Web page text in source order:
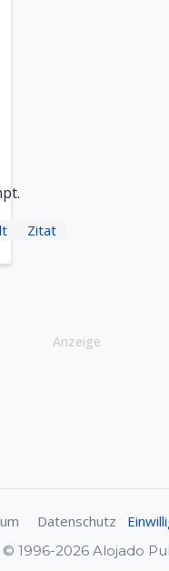
Zitat
Anzeige
Datenschutz
1996-2026 Alojado